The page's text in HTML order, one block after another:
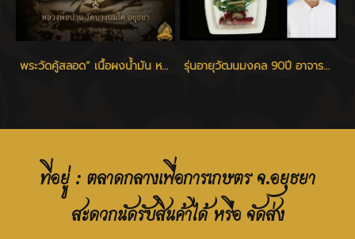
พระวัดคู้สลอด” เนื้อผงน้ำมัน หลวงพ่อปาน วัดบางนมโค ปลุกเสก รุ่นอายุวัฒนมงคล 90ปี อาจารย์แหล่ม แจ้งเจริญ
ที่อยู่ : ตลาดกลางเพื่อการเกษตร จ.อยุธยา
สะดวกนัดรับสินค้าได้ หรือ จัดส่ง